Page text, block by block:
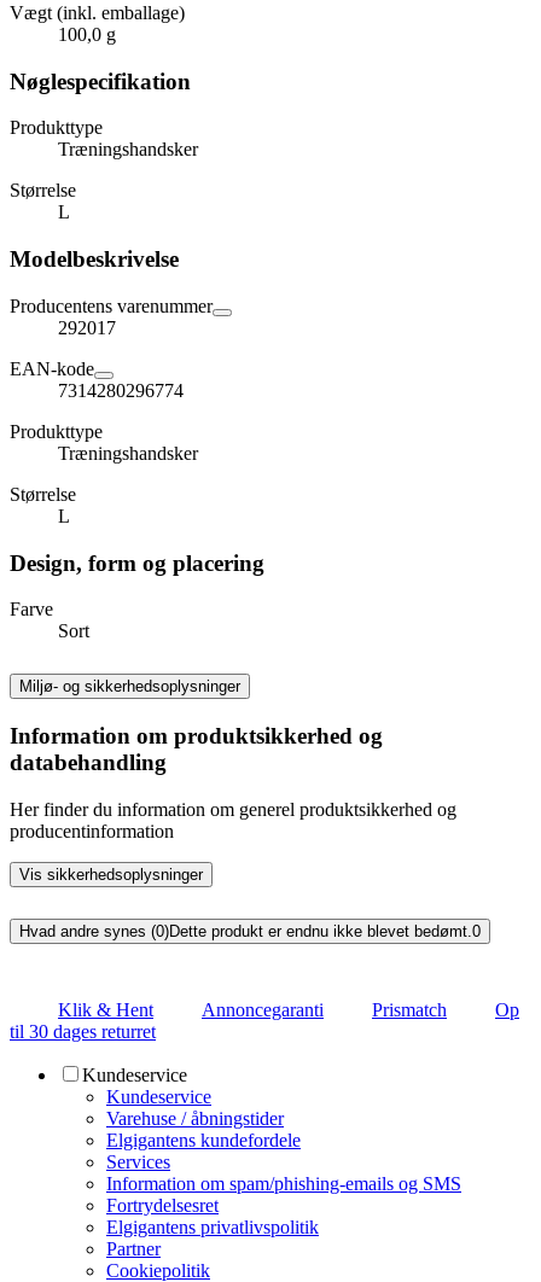
Vægt (inkl. emballage)
100,0 g
Nøglespecifikation
Produkttype
Træningshandsker
Størrelse
L
Modelbeskrivelse
Producentens varenummer
292017
EAN-kode
7314280296774
Produkttype
Træningshandsker
Størrelse
L
Design, form og placering
Farve
Sort
Miljø- og sikkerhedsoplysninger
Information om produktsikkerhed og
databehandling
Her finder du information om generel produktsikkerhed og
producentinformation
Vis sikkerhedsoplysninger
Hvad andre synes (0)Dette produkt er endnu ikke blevet bedømt. 0
Klik & Hent Annoncegaranti Prismatch
Op
til 30 dages returret
Kundeservice
Kundeservice
Varehuse / åbningstider
Elgigantens kundefordele
Services
Information om spam/phishing-emails og SMS
Fortrydelsesret
Elgigantens privatlivspolitik
Partner
Cookiepolitik